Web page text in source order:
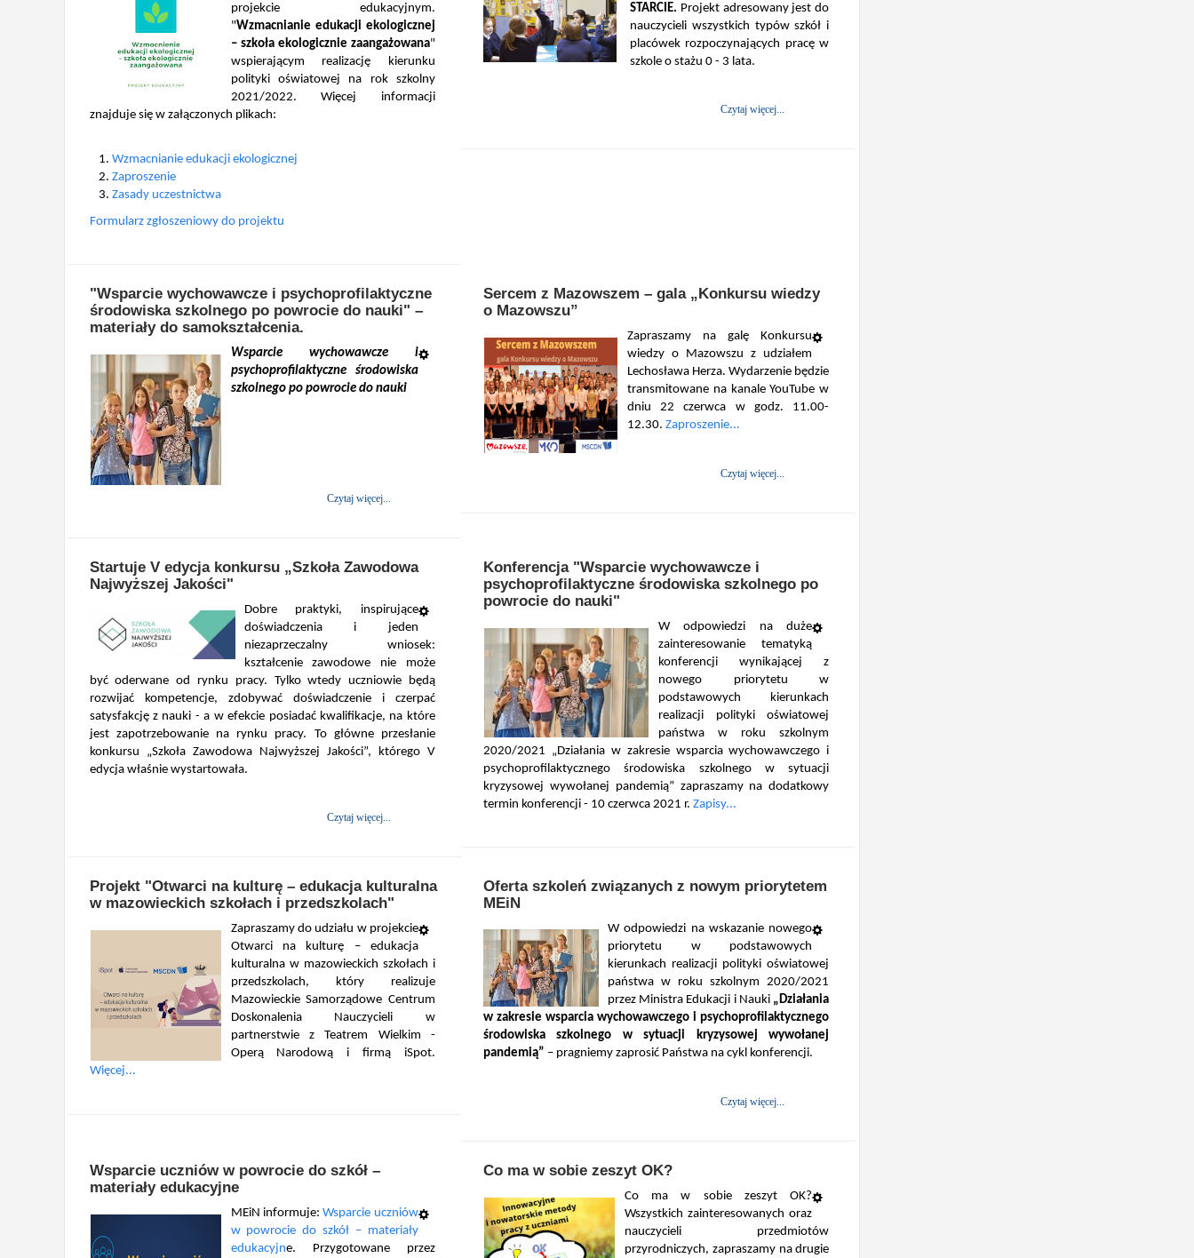
projekcie edukacyjnym.
"Wzmacnianie edukacji ekologicznej
– szkoła ekologicznie zaangażowana"
wspierającym realizację kierunku
polityki oświatowej na rok szkolny
2021/2022. Więcej informacji
znajduje się w załączonych plikach:
Wzmacnianie edukacji ekologicznej
Zaproszenie
Zasady uczestnictwa
Formularz zgłoszeniowy do projektu
STARCIE. Projekt adresowany jest do
nauczycieli wszystkich typów szkół i
placówek rozpoczynających pracę w
szkole o stażu 0 - 3 lata.
Czytaj więcej...
"Wsparcie wychowawcze i psychoprofilaktyczne
środowiska szkolnego po powrocie do nauki" –
materiały do samokształcenia.
Wsparcie wychowawcze i
psychoprofilaktyczne środowiska
szkolnego po powrocie do nauki
Czytaj więcej...
Sercem z Mazowszem – gala „Konkursu wiedzy
o Mazowszu”
Zapraszamy na galę Konkursu
wiedzy o Mazowszu z udziałem
Lechosława Herza. Wydarzenie będzie
transmitowane na kanale YouTube w
dniu 22 czerwca w godz. 11.00-
12.30. Zaproszenie...
Czytaj więcej...
Startuje V edycja konkursu „Szkoła Zawodowa
Najwyższej Jakości"
Dobre praktyki, inspirujące
doświadczenia i jeden
niezaprzeczalny wniosek:
kształcenie zawodowe nie może
być oderwane od rynku pracy. Tylko wtedy uczniowie będą
rozwijać kompetencje, zdobywać doświadczenie i czerpać
satysfakcję z nauki - a w efekcie posiadać kwalifikacje, na które
jest zapotrzebowanie na rynku pracy. To główne przesłanie
konkursu „Szkoła Zawodowa Najwyższej Jakości”, którego V
edycja właśnie wystartowała.
Czytaj więcej...
Konferencja "Wsparcie wychowawcze i
psychoprofilaktyczne środowiska szkolnego po
powrocie do nauki"
W odpowiedzi na duże
zainteresowanie tematyką
konferencji wynikającej z
nowego priorytetu w
podstawowych kierunkach
realizacji polityki oświatowej
państwa w roku szkolnym
2020/2021 „Działania w zakresie wsparcia wychowawczego i
psychoprofilaktycznego środowiska szkolnego w sytuacji
kryzysowej wywołanej pandemią” zapraszamy na dodatkowy
termin konferencji - 10 czerwca 2021 r. Zapisy...
Projekt "Otwarci na kulturę – edukacja kulturalna
w mazowieckich szkołach i przedszkolach"
Zapraszamy do udziału w projekcie
Otwarci na kulturę – edukacja
kulturalna w mazowieckich szkołach i
przedszkolach, który realizuje
Mazowieckie Samorządowe Centrum
Doskonalenia Nauczycieli w
partnerstwie z Teatrem Wielkim -
Operą Narodową i firmą iSpot.
Więcej...
Oferta szkoleń związanych z nowym priorytetem
MEiN
W odpowiedzi na wskazanie nowego
priorytetu w podstawowych
kierunkach realizacji polityki oświatowej
państwa w roku szkolnym 2020/2021
przez Ministra Edukacji i Nauki „Działania
w zakresie wsparcia wychowawczego i psychoprofilaktycznego
środowiska szkolnego w sytuacji kryzysowej wywołanej
pandemią” – pragniemy zaprosić Państwa na cykl konferencji.
Czytaj więcej...
Wsparcie uczniów w powrocie do szkół –
materiały edukacyjne
MEiN informuje:Wsparcie uczniów
w powrocie do szkół – materiały
edukacyjne. Przygotowane przez
Co ma w sobie zeszyt OK?
Co ma w sobie zeszyt OK?
Wszystkich zainteresowanych oraz
nauczycieli przedmiotów
przyrodniczych, zapraszamy na drugie